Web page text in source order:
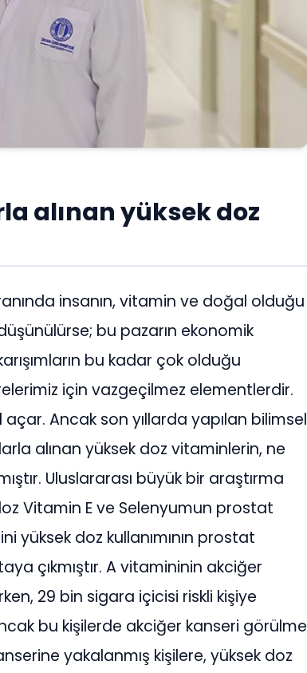
alınan yüksek doz
insanın, vitamin ve doğal olduğu
bu pazarın ekonomik
bu kadar çok olduğu
için vazgeçilmez elementlerdir.
Ancak son yıllarda yapılan bilimsel
alınan yüksek doz vitaminlerin, ne
Uluslararası büyük bir araştırma
Vitamin E ve Selenyumun prostat
yüksek doz kullanımının prostat
çıkmıştır. A vitamininin akciğer
29 bin sigara içicisi riskli kişiye
bu kişilerde akciğer kanseri görülme
yakalanmış kişilere, yüksek doz